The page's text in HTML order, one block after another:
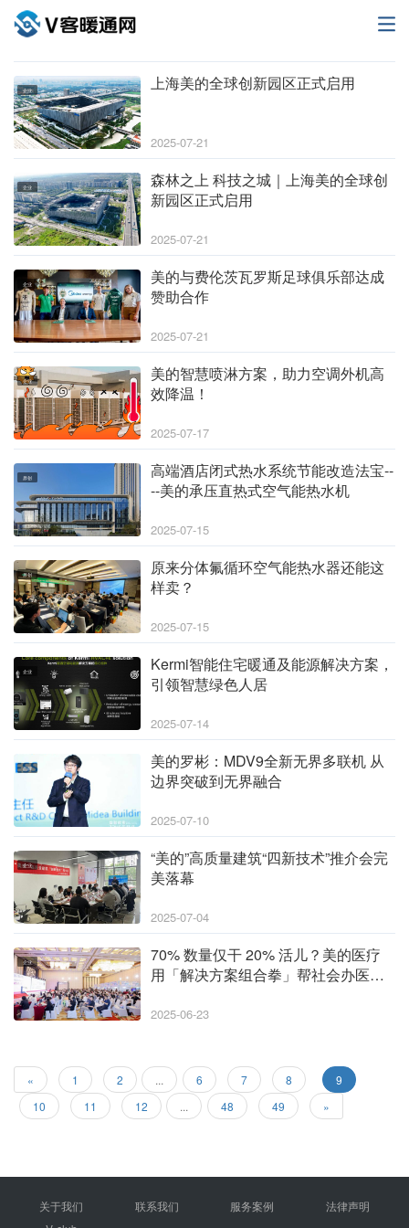
企业 上海美的全球创新园区正式启用
2025-07-21
企业
森林之上 科技之城｜上海美的全球创
新园区正式启用
2025-07-21
企业
美的与费伦茨瓦罗斯足球俱乐部达成
赞助合作
2025-07-21
企业
美的智慧喷淋方案，助力空调外机高
效降温！
2025-07-17
原创
高端酒店闭式热水系统节能改造法宝--
--美的承压直热式空气能热水机
2025-07-15
原创
原来分体氟循环空气能热水器还能这
样卖？
2025-07-15
企业
Kermi智能住宅暖通及能源解决方案，
引领智慧绿色人居
2025-07-14
品牌
美的罗彬：MDV9全新无界多联机 从
边界突破到无界融合
2025-07-10
企业
“美的”高质量建筑“四新技术”推介会完
美落幕
2025-07-04
企业
70% 数量仅干 20% 活儿？美的医疗
用「解决方案组合拳」帮社会办医撕
2025-06-23
« 1 2 ... 6 7 8
9
10
11 12 ... 48 49 »
关于我们 联系我们 服务案例
法律声明